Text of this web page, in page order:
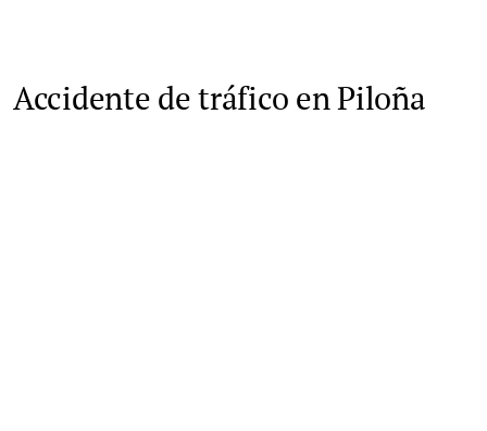
Accidente de tráfico en Piloña